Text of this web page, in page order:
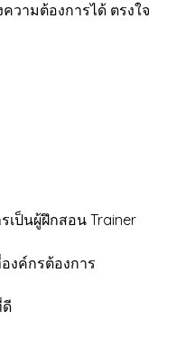
วามต้องการได้ ตรงใจ
ป็นผู้ฝึกสอน Trainer
งค์กรต้องการ
ดี